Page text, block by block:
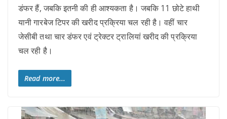
डंफर हैं, जबकि इतनी की ही आश्यकता है। जबकि 11 छोटे हाथी
यानी गारबेज टिपर की खरीद प्रक्रिया चल रही है। वहीं चार
जेसीबी तथा चार डंफर एवं ट्रेक्टर ट्रालियां खरीद की प्रक्रिया
चल रही है।
Read more...